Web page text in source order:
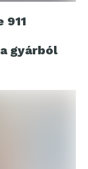
911
gyárból